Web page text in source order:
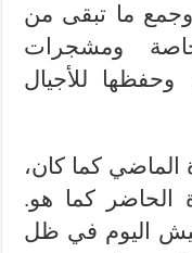
وجمع ما تبقى من
ومشجرات
وحفظها للأجيال
الماضي كما كان،
الحاضر كما هو.
اليوم في ظل